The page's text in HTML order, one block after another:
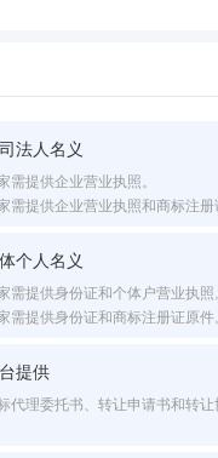
法人名义
需提供企业营业执照。
需提供企业营业执照和商标注册
个人名义
需提供身份证和个体户营业执照。
需提供身份证和商标注册证原件。
提供
代理委托书、转让申请书和转让